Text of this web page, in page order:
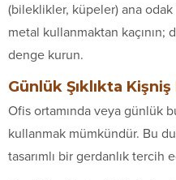
(bileklikler, küpeler) ana odak
metal kullanmaktan kaçının;
denge kurun.
Günlük Şıklıkta
Ofis ortamında veya günlük
kullanmak mümkündür. Bu
tasarımlı bir gerdanlık tercih